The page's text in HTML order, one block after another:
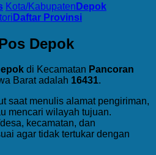
Kota/Kabupaten Depok
Daftar Provinsi
Depok
di Kecamatan Pancoran
Barat adalah 16431.
saat menulis alamat pengiriman,
mencari wilayah tujuan.
kecamatan, dan
agar tidak tertukar dengan